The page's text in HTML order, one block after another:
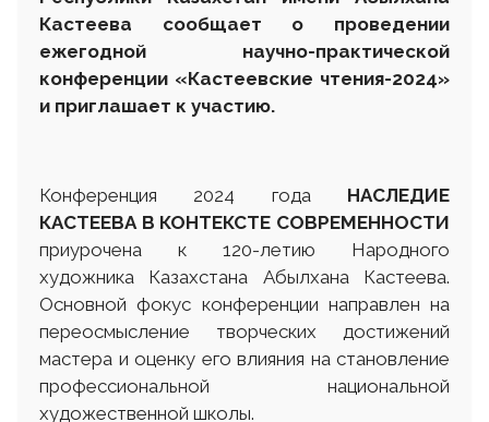
Кастеева сообщает о проведении
ежегодной научно-практической
конференции «Кастеевские чтения-2024»
и приглашает к участию.
Конференция 2024 года НАСЛЕДИЕ
КАСТЕЕВА В КОНТЕКСТЕ СОВРЕМЕННОСТИ
приурочена к 120-летию Народного
художника Казахстана Абылхана Кастеева.
Основной фокус конференции направлен на
переосмысление творческих достижений
мастера и оценку его влияния на становление
профессиональной национальной
художественной школы.